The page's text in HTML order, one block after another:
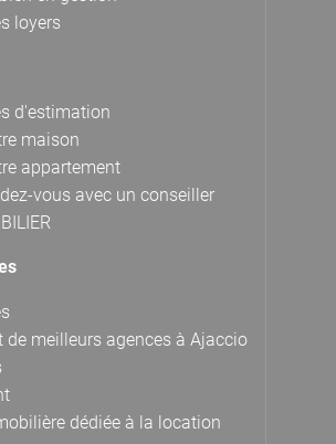
loyers
d'estimation
maison
appartement
vous avec un conseiller
de meilleurs agences à Ajaccio
dédiée à la location